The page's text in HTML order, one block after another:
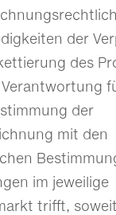
der
des
Verantwortung
der
mit den
im jeweilige
trifft,